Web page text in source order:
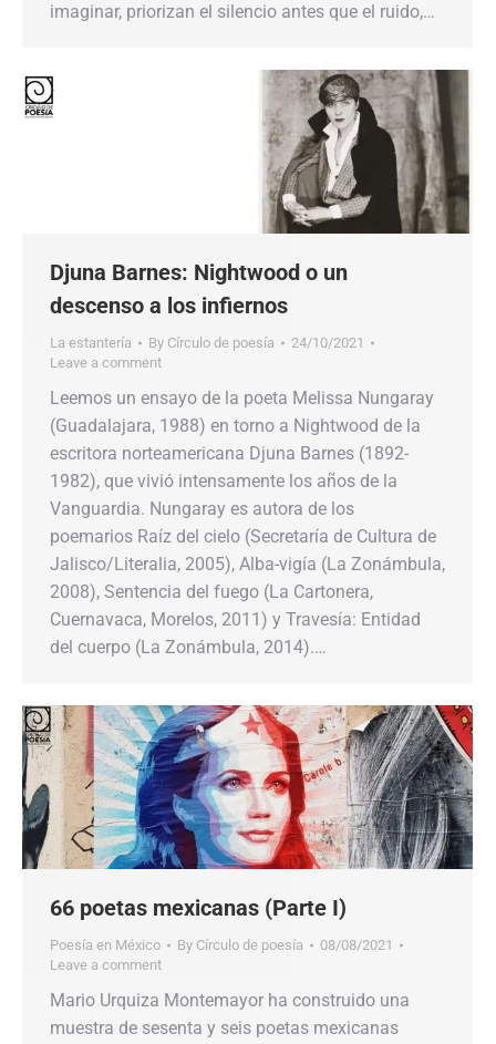
imaginar, priorizan el silencio antes que el ruido,…
Djuna Barnes: Nightwood o un
descenso a los infiernos
La estantería By Círculo de poesía
24/10/2021
Leave a comment
Leemos un ensayo de la poeta Melissa Nungaray
(Guadalajara, 1988) en torno a Nightwood de la
escritora norteamericana Djuna Barnes (1892-
1982), que vivió intensamente los años de la
Vanguardia. Nungaray es autora de los
poemarios Raíz del cielo (Secretaría de Cultura de
Jalisco/Literalia, 2005), Alba-vigía (La Zonámbula,
2008), Sentencia del fuego (La Cartonera,
Cuernavaca, Morelos, 2011) y Travesía: Entidad
del cuerpo (La Zonámbula, 2014).…
66 poetas mexicanas (Parte I)
Poesía en México By Círculo de poesía
08/08/2021
Leave a comment
Mario Urquiza Montemayor ha construido una
muestra de sesenta y seis poetas mexicanas